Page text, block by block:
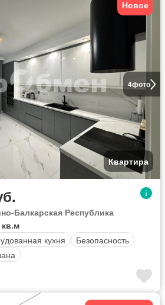
4фото
Новое
Квартира
Балкарская Республика
кв.м
кухня
Безопасность